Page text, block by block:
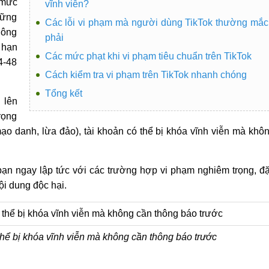
vĩnh viễn?
Các lỗi vi phạm mà người dùng TikTok thường mắc
phải
Các mức phạt khi vi phạm tiêu chuẩn trên TikTok
Cách kiểm tra vi phạm trên TikTok nhanh chóng
Tổng kết
48
lên
danh, lừa đảo), tài khoản có thể bị khóa vĩnh viễn mà
ngay lập tức với các trường hợp vi phạm nghiêm trọng,
dung độc hại.
bị khóa vĩnh viễn mà không cần thông báo trước